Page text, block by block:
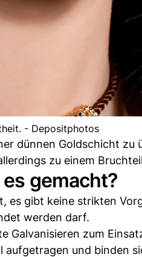
- Depositphotos
dünnen Goldschicht zu
zu einem
gemacht?
es gibt keine strikten
werden darf.
Galvanisieren zum
aufgetragen und binden